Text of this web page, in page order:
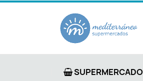
SUPERMERCADO